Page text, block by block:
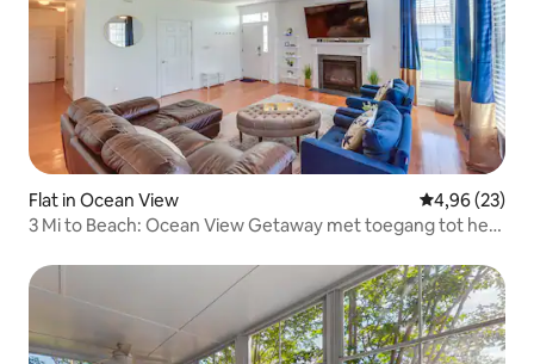
Flat in Ocean View Gemiddelde
4,96 (23)
3 Mi to Beach: Ocean View Getaway met toegang tot het